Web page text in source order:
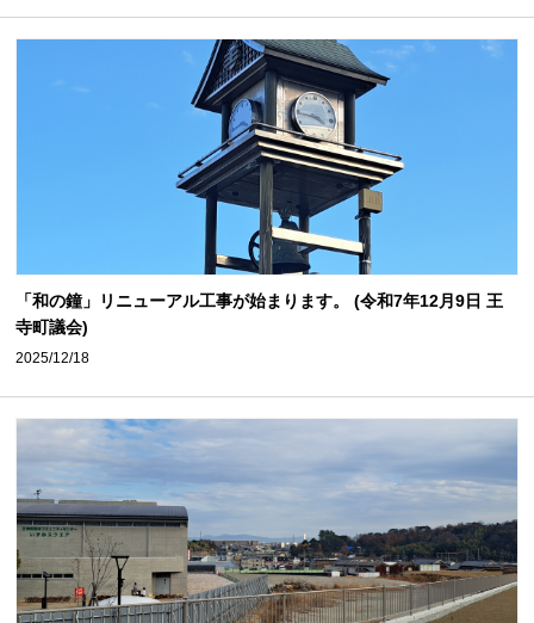
「和の鐘」リニューアル工事が始まります。 (令和7年12月9日 王
寺町議会)
2025/12/18